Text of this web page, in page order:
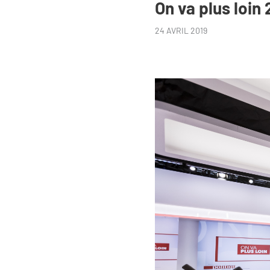
On va plus loin
24 AVRIL 2019